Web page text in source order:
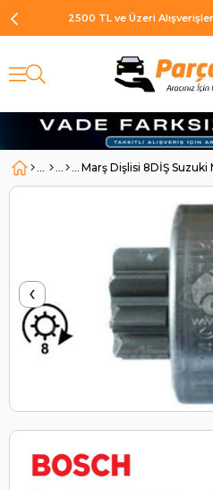
2500 TL ve Üzeri
Marş Dişlisi 8DİŞ
‹